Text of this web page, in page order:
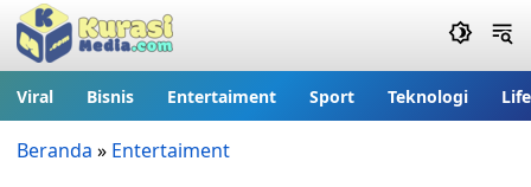
Viral Bisnis Entertaiment Sport Teknologi
Beranda » Entertaiment